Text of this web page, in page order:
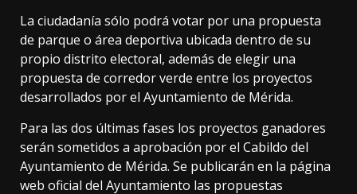
La ciudadanía sólo podrá votar por una propuesta
de parque o área deportiva ubicada dentro de su
propio distrito electoral, además de elegir una
propuesta de corredor verde entre los proyectos
desarrollados por el Ayuntamiento de Mérida.
Para las dos últimas fases los proyectos ganadores
serán sometidos a aprobación por el Cabildo del
Ayuntamiento de Mérida. Se publicarán en la página
web oficial del Ayuntamiento las propuestas